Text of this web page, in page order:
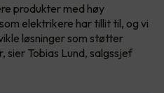
produkter med høy
elektrikere har tillit til, og vi
løsninger som støtter
sier Tobias Lund, salgssjef